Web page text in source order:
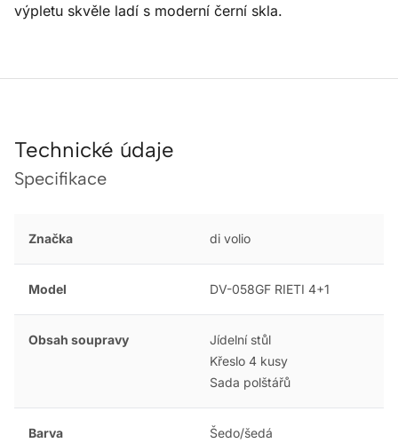
výpletu skvěle ladí s moderní černí skla.
Technické údaje
Specifikace
Značka di volio
Model DV-058GF RIETI 4+1
Obsah soupravy
Jídelní stůl
Křeslo 4 kusy
Sada polštářů
Barva Šedo/šedá